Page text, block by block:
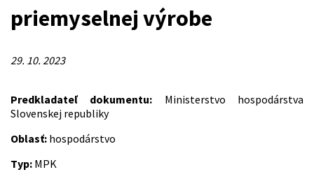
priemyselnej výrobe
29. 10. 2023
Predkladateľ dokumentu: Ministerstvo hospodárstva
Slovenskej republiky
Oblasť: hospodárstvo
Typ: MPK